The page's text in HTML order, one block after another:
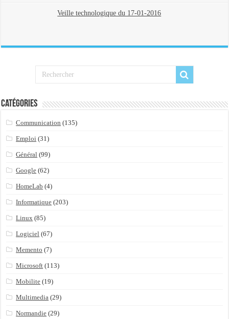
Veille technologique du 17-01-2016
Catégories
Communication (135)
Emploi (31)
Général (99)
Google (62)
HomeLab (4)
Informatique (203)
Linux (85)
Logiciel (67)
Memento (7)
Microsoft (113)
Mobilite (19)
Multimedia (29)
Normandie (29)